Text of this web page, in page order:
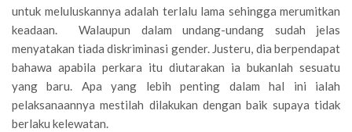
untuk meluluskannya adalah terlalu lama sehingga merumitkan
keadaan. Walaupun dalam undang-undang sudah jelas
menyatakan tiada diskriminasi gender. Justeru, dia berpendapat
bahawa apabila perkara itu diutarakan ia bukanlah sesuatu
yang baru. Apa yang lebih penting dalam hal ini ialah
pelaksanaannya mestilah dilakukan dengan baik supaya tidak
berlaku kelewatan.